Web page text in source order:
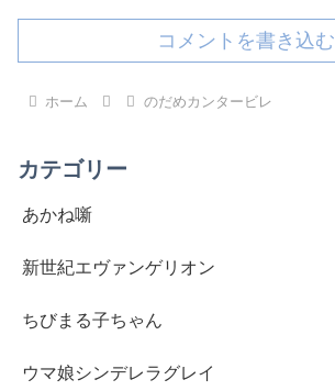
コメントを書き込む
ホーム のだめカンタービレ
カテゴリー
あかね噺
新世紀エヴァンゲリオン
ちびまる子ちゃん
ウマ娘シンデレラグレイ